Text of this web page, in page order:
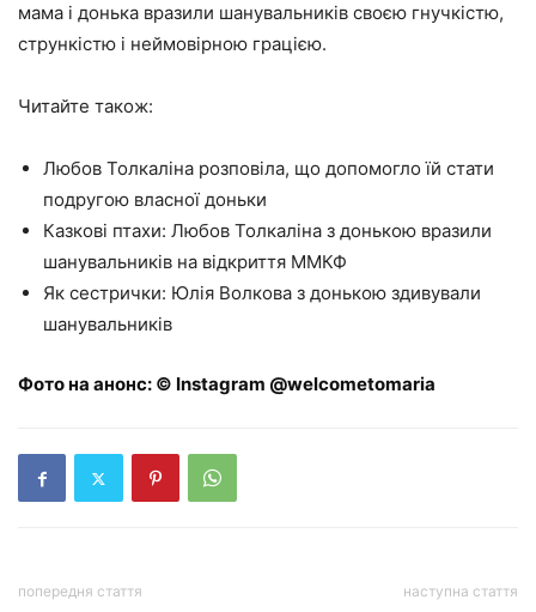
мама і донька вразили шанувальників своєю гнучкістю,
стрункістю і неймовірною грацією.
Читайте також:
Любов Толкаліна розповіла, що допомогло їй стати
подругою власної доньки
Казкові птахи: Любов Толкаліна з донькою вразили
шанувальників на відкриття ММКФ
Як сестрички: Юлія Волкова з донькою здивували
шанувальників
Фото на анонс: © Instagram @welcometomaria
попередня стаття наступна стаття